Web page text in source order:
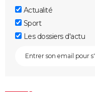
Actualité
Sport
Les dossiers d'actu